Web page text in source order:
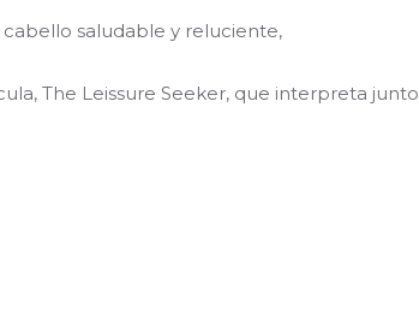
saludable y reluciente,
The Leissure Seeker, que interpreta junto